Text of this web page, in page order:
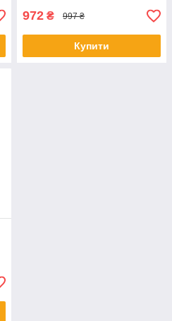
972 ₴ 997 ₴
Купити